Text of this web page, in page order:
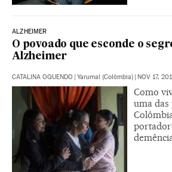
ALZHEIMER
O povoado que esconde o
Alzheimer
CATALINA OQUENDO Yarumal (Colômbia) NOV 17,
Como
uma das